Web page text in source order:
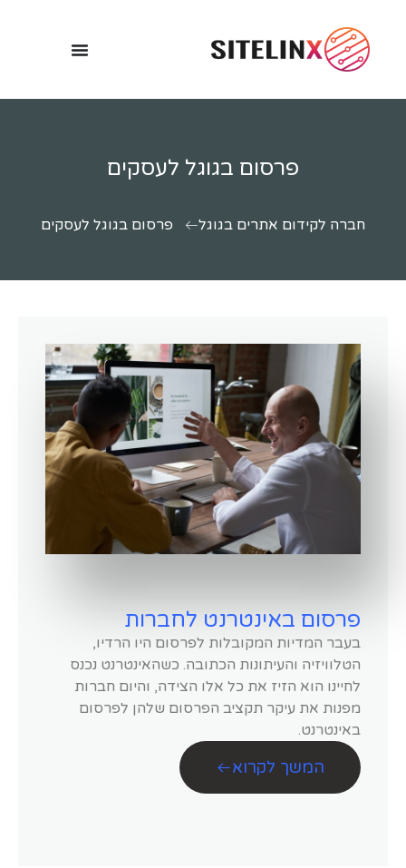
פרסום בגוגל לעסקים
חברה לקידום אתרים בגוגל פרסום בגוגל לעסקים
פרסום באינטרנט לחברות
בעבר המדיות המקובלות לפרסום היו הרדיו,
הטלוויזיה והעיתונות הכתובה. כשהאינטרנט נכנס
לחיינו הוא הזיז את כל אלו הצידה, והיום חברות
מפנות את עיקר תקציב הפרסום שלהן לפרסום
באינטרנט.
המשך לקרוא